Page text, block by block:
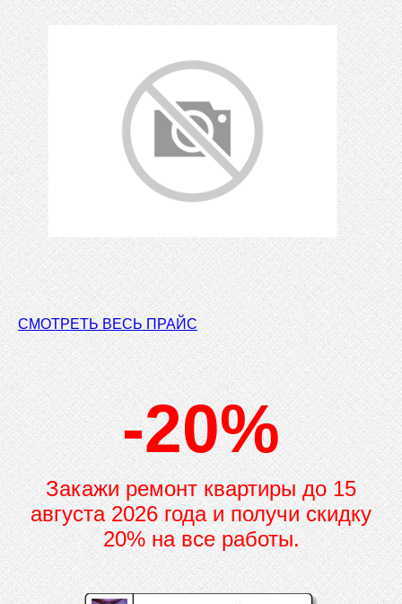
СМОТРЕТЬ ВЕСЬ ПРАЙС
-20%
Закажи ремонт квартиры до15
августа 2026 года и получи скидку
20% на все работы.